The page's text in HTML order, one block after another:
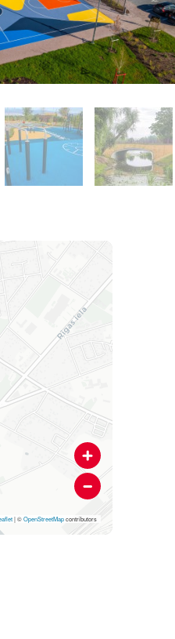
|©OpenStreetMapcontributors